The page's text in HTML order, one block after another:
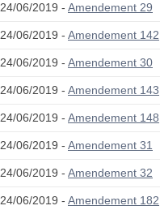
24/06/2019 - Amendement 29
24/06/2019 - Amendement 142
24/06/2019 - Amendement 30
24/06/2019 - Amendement 143
24/06/2019 - Amendement 148
24/06/2019 - Amendement 31
24/06/2019 - Amendement 32
24/06/2019 - Amendement 182